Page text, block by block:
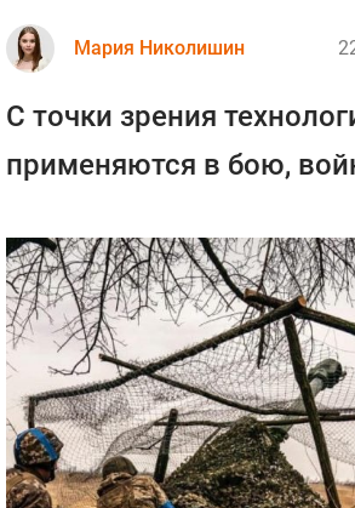
Мария Николишин
С точки зрения
применяются в бою,